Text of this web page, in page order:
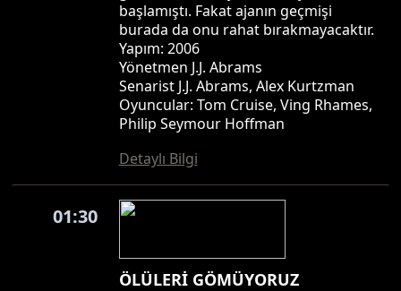
başlamıştı. Fakat ajanın geçmişi
burada da onu rahat bırakmayacaktır.
Yapım: 2006
Yönetmen J.J. Abrams
Senarist J.J. Abrams, Alex Kurtzman
Oyuncular: Tom Cruise, Ving Rhames,
Philip Seymour Hoffman
Detaylı Bilgi
01:30
ÖLÜLERİ GÖMÜYORUZ